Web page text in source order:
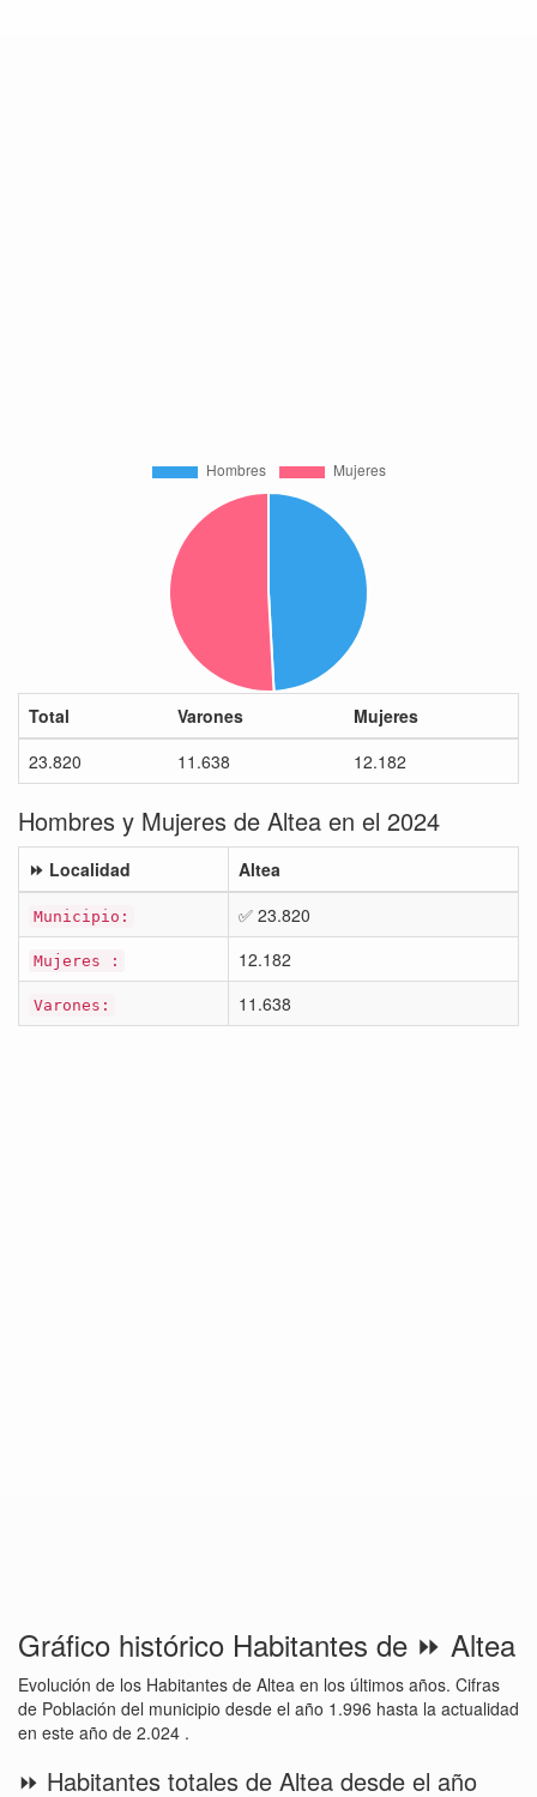
Total Varones
Mujeres
23.820
11.638 12.182
Hombres y Mujeres de Altea en el 2024
⏩ Localidad Altea
Municipio: ✅ 23.820
Mujeres : 12.182
Varones: 11.638
Gráfico histórico Habitantes de ⏩ Altea
Evolución de los Habitantes de Altea en los últimos años. Cifras
de Población del municipio desde el año 1.996 hasta la actualidad
en este año de 2.024 .
⏩ Habitantes totales de Altea desde el año